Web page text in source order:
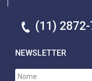
(11)
NEWSLETTER